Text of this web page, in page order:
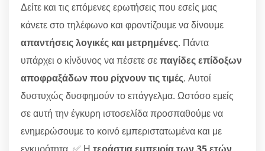
Δείτε και τις επόμενες ερωτήσεις που εσείς μας
κάνετε στο τηλέφωνο και φροντίζουμε να δίνουμε
απαντήσεις λογικές και μετρημένες. Πάντα
υπάρχει ο κίνδυνος να πέσετε σεπαγίδες επίδοξων
αποφραξάδων που ρίχνουν τις τιμές. Αυτοί
δυστυχώς δυσφημούν το επάγγελμα. Ωστόσο εμείς
σε αυτή την έγκυρη ιστοσελίδα προσπαθούμε να
ενημερώσουμε το κοινό εμπεριστατωμένα και με